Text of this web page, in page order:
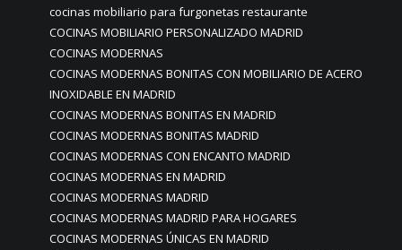
cocinas mobiliario para furgonetas restaurante
COCINAS MOBILIARIO PERSONALIZADO MADRID
COCINAS MODERNAS
COCINAS MODERNAS BONITAS CON MOBILIARIO DE ACERO
INOXIDABLE EN MADRID
COCINAS MODERNAS BONITAS EN MADRID
COCINAS MODERNAS BONITAS MADRID
COCINAS MODERNAS CON ENCANTO MADRID
COCINAS MODERNAS EN MADRID
COCINAS MODERNAS MADRID
COCINAS MODERNAS MADRID PARA HOGARES
COCINAS MODERNAS ÚNICAS EN MADRID